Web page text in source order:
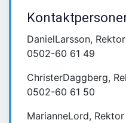
DanielLarsson, Rektor
0502-60 61 49
ChristerDaggberg,
0502-60 61 50
MarianneLord, Rektor